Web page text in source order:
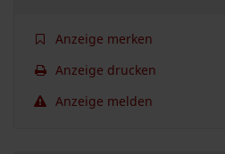
Anzeige merken
Anzeige drucken
Anzeige melden